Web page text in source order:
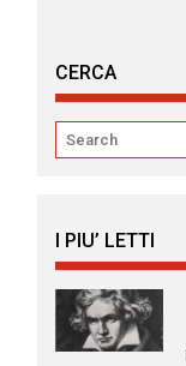
CERCA
I PIU’ LETTI